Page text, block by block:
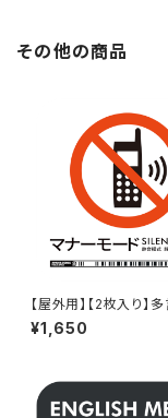
その他の商品
【屋外用】【2枚入り】
「マナーモード（白）」
mm/5言語/新JIS対応/
DC-
¥1,650